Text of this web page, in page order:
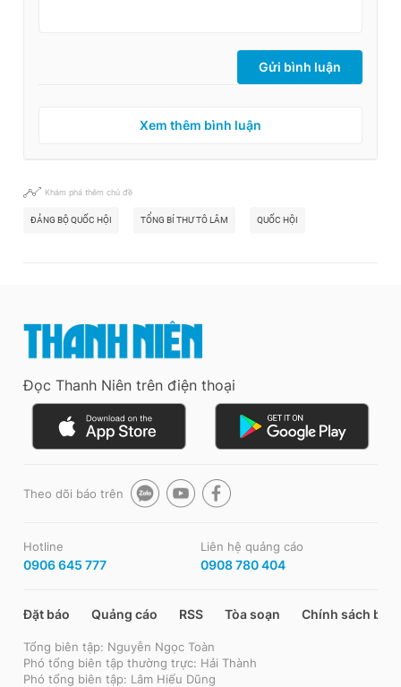
Gửi bình luận
Xem thêm bình luận
Khám phá thêm chủ đề
ĐẢNG BỘ QUỐC HỘI TỔNG BÍ THƯ TÔ LÂM QUỐC HỘI
Đọc Thanh Niên trên điện thoại
Theo dõi báo trên
Hotline
0906 645 777
Liên hệ quảng cáo
0908 780 404
Đặt báo Quảng cáo RSS Tòa soạn Chính sách bảo
Tổng biên tập: Nguyễn Ngọc Toàn
Phó tổng biên tập thường trực: Hải Thành
Phó tổng biên tập: Lâm Hiếu Dũng